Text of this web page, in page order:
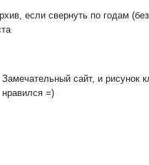
если свернуть по годам
Замечательный сайт, и рисунок
нравился =)